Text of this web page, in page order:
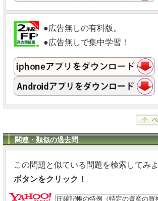
●広告無しの有料版。
●広告無しで集中学習！
関連・類似の過去問
この問題と似ている問題を検索してみよ
ボタンをクリック！